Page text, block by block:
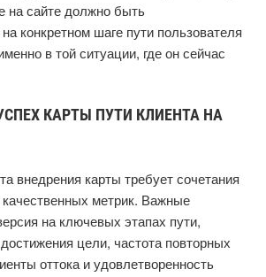
на сайте должно быть
конкретном шаге пути пользователя
в той ситуации, где он сейчас
КАРТЫ ПУТИ КЛИЕНТА НА
внедрения карты требует сочетания
метрик. Важные
на ключевых этапах пути,
цели, частота повторных
оттока и удовлетворенность